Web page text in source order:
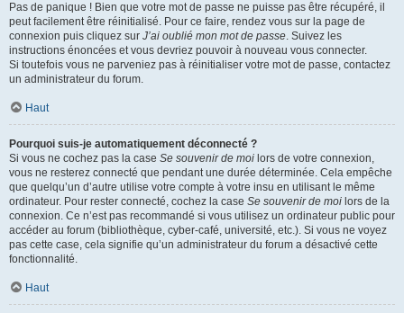
Pas de panique ! Bien que votre mot de passe ne puisse pas être récupéré, il
peut facilement être réinitialisé. Pour ce faire, rendez vous sur la page de
connexion puis cliquez sur J’ai oublié mon mot de passe. Suivez les
instructions énoncées et vous devriez pouvoir à nouveau vous connecter.
Si toutefois vous ne parveniez pas à réinitialiser votre mot de passe, contactez
un administrateur du forum.
Haut
Pourquoi suis-je automatiquement déconnecté ?
Si vous ne cochez pas la case Se souvenir de moi lors de votre connexion,
vous ne resterez connecté que pendant une durée déterminée. Cela empêche
que quelqu’un d’autre utilise votre compte à votre insu en utilisant le même
ordinateur. Pour rester connecté, cochez la case Se souvenir de moi lors de la
connexion. Ce n’est pas recommandé si vous utilisez un ordinateur public pour
accéder au forum (bibliothèque, cyber-café, université, etc.). Si vous ne voyez
pas cette case, cela signifie qu’un administrateur du forum a désactivé cette
fonctionnalité.
Haut